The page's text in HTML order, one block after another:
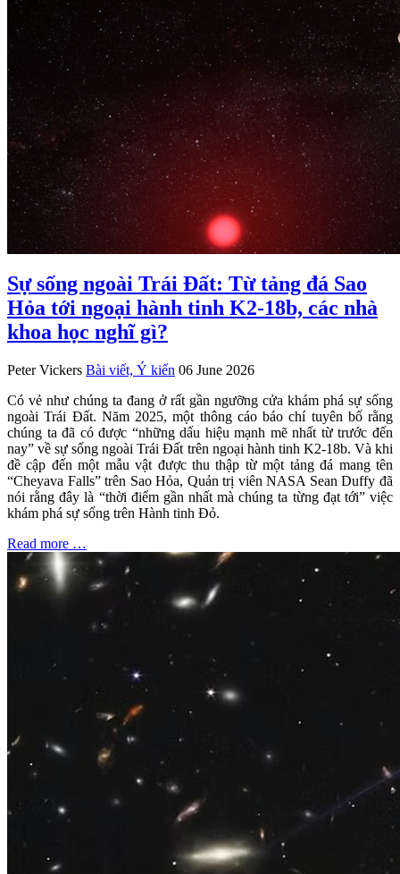
Sự sống ngoài Trái Đất: Từ tảng đá Sao
Hỏa tới ngoại hành tinh K2‑18b, các nhà
khoa học nghĩ gì?
Peter Vickers Bài viết, Ý kiến 06 June 2026
Có vẻ như chúng ta đang ở rất gần ngưỡng cửa khám phá sự sống
ngoài Trái Đất. Năm 2025, một thông cáo báo chí tuyên bố rằng
chúng ta đã có được “những dấu hiệu mạnh mẽ nhất từ trước đến
nay” về sự sống ngoài Trái Đất trên ngoại hành tinh K2-18b. Và khi
đề cập đến một mẫu vật được thu thập từ một tảng đá mang tên
“Cheyava Falls” trên Sao Hỏa, Quản trị viên NASA Sean Duffy đã
nói rằng đây là “thời điểm gần nhất mà chúng ta từng đạt tới” việc
khám phá sự sống trên Hành tinh Đỏ.
Read more …